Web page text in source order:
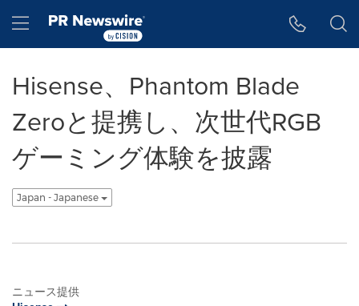
Hamburger menu
Hisense、Phantom Blade
Zeroと提携し、次世代RGB
ゲーミング体験を披露
Japan - Japanese
ニュース提供